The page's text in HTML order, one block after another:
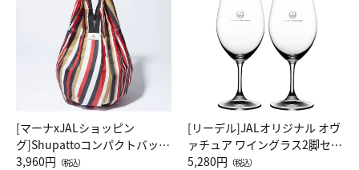
[マーナxJALショッピン
グ]Shupattoコンパクトバッグ
Drop JAL客室乗務員（LC）ス
3,960円 （税込）
[リーデル]JALオリジナル オヴ
ァチュア ワイングラス2脚セッ
ト（レッドワイン）
5,280円 （税込）